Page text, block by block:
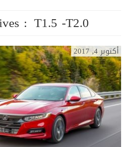
: T1.5 -T2.0
أكتوبر 4, 2017